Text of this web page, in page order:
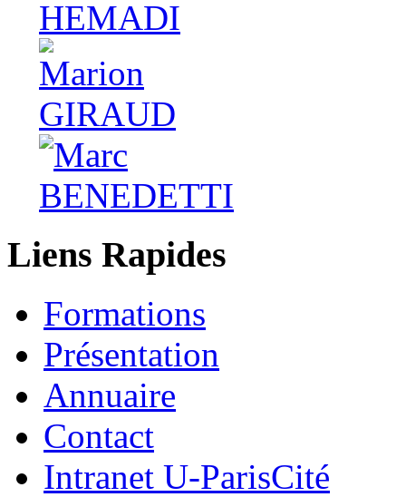
Liens Rapides
Formations
Présentation
Annuaire
Contact
Intranet U-ParisCité